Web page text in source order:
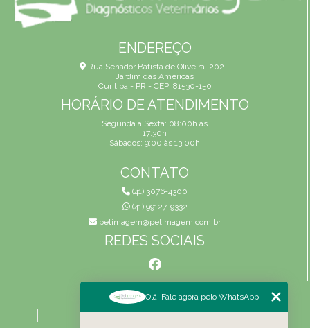
ENDEREÇO
Rua Senador Batista de Oliveira, 202 -
Jardim das Américas
Curitiba - PR - CEP: 81530-150
HORÁRIO DE ATENDIMENTO
Segunda a Sexta: 08:00h às
17:30h
Sábados: 9:00 às 13:00h
CONTATO
(41) 3076-4300
(41) 99127-9332
petimagem@petimagem.com.br
REDES SOCIAIS
MENU
HOME
Olá! Fale agora pelo WhatsApp